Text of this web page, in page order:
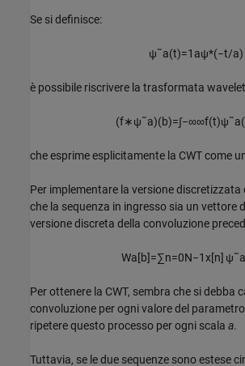
Se si definisce:
ψ˜a(t)=1 aψ*(−t/a)
è possibile riscrivere la trasformata
(f∗ψ˜a)(b)=∫−∞∞f(t)ψ˜a(
che esprime esplicitamente la CWT come
Per implementare la versione discretizzata
che la sequenza in ingresso sia un vettore
versione discreta della convoluzione
Wa[b]=∑n=0N−1x[n] ψ˜a
Per ottenere la CWT, sembra che si debba
convoluzione per ogni valore del
ripetere questo processo per ogni scala a.
Tuttavia, se le due sequenze sono estese